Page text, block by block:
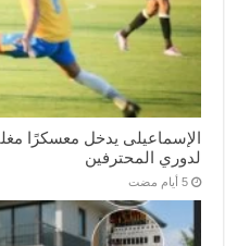
الإسماعیلی یدخل معسكرًا
لدوري المحترفين
‏5 أيام مضت